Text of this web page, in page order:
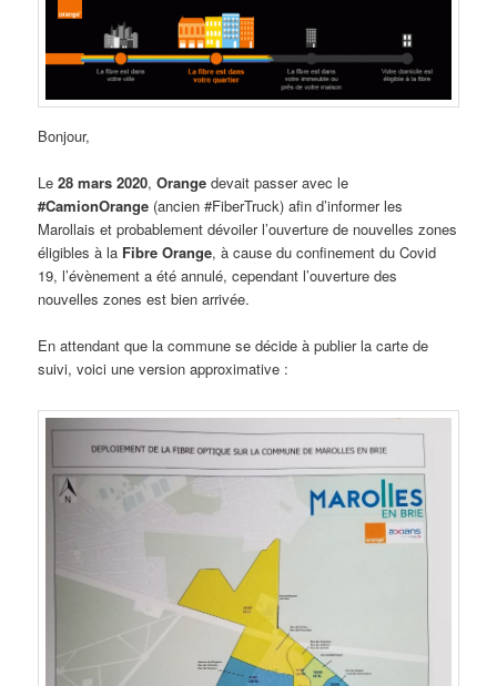
Bonjour,
Le28 mars 2020,Orange devait passer avec le
#CamionOrange (ancien #FiberTruck) afin d’informer les
Marollais et probablement dévoiler l’ouverture de nouvelles zones
éligibles à la Fibre Orange, à cause du confinement du Covid
19, l’évènement a été annulé, cependant l’ouverture des
nouvelles zones est bien arrivée.
En attendant que la commune se décide à publier la carte de
suivi, voici une version approximative :